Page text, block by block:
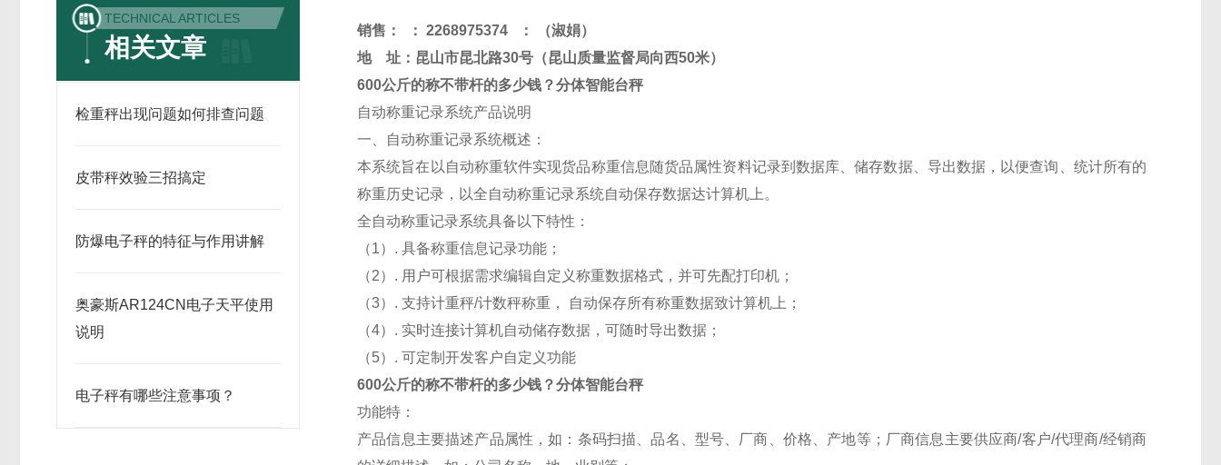
TECHNICAL ARTICLES
相关文章
检重秤出现问题如何排查问题
皮带秤效验三招搞定
防爆电子秤的特征与作用讲解
奥豪斯AR124CN电子天平使用
说明
电子秤有哪些注意事项？
销售： ：2268975374 ：
（淑娟）
地 址：昆山市昆北路30号（昆山质量监督局向西50米）
600公斤的称不带杆的多少钱？分体智能台秤
自动称重记录系统产品说明
一、自动称重记录系统概述：
本系统旨在以自动称重软件实现货品称重信息随货品属性资料记录到数据库、储存数据、导出数据，以便查询、统计所有的
称重历史记录，以全自动称重记录系统自动保存数据达计算机上。
全自动称重记录系统具备以下特性：
（1）. 具备称重信息记录功能；
（2）. 用户可根据需求编辑自定义称重数据格式，并可先配打印机；
（3）. 支持计重秤/计数秤称重， 自动保存所有称重数据致计算机上；
（4）. 实时连接计算机自动储存数据，可随时导出数据；
（5）. 可定制开发客户自定义功能
600公斤的称不带杆的多少钱？分体智能台秤
功能特：
产品信息主要描述产品属性，如：条码扫描、品名、型号、厂商、价格、产地等；厂商信息主要供应商/客户/代理商/经销商